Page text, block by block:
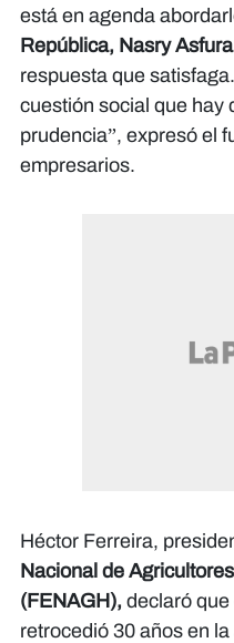
está en agenda
República, Nasry
respuesta que
cuestión social que hay
prudencia”, expresó el
empresarios.
Héctor Ferreira,
Nacional de
(FENAGH), declaró que
retrocedió 30 años en